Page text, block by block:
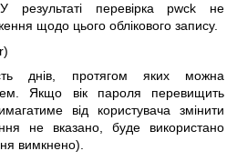
результаті перевірка pwck не
щодо цього облікового запису.
днів, протягом яких можна
Якщо вік пароля перевищить
від користувача змінити
не вказано, буде використано
вимкнено).